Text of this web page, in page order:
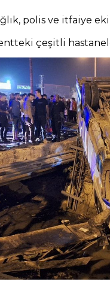
polis ve itfaiye
çeşitli